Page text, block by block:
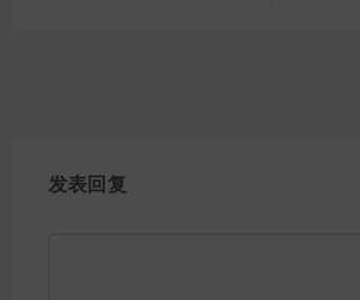
发表回复